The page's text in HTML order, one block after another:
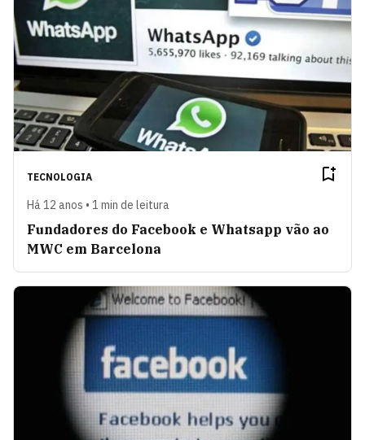
TECNOLOGIA
Há 12 anos • 1 min de leitura
Fundadores do Facebook e Whatsapp vão ao
MWC em Barcelona